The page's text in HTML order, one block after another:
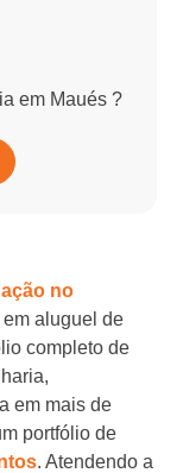
em Maués ?
no
aluguel de
completo de
em mais de
portfólio de
. Atendendo a